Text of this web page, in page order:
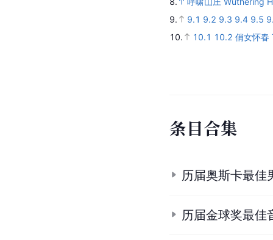
9.
9.1 9.2 9.3 9.4 9.5
10.
10.1 10.2 俏女怀春
条目合集
历届奥斯卡最佳
历届金球奖最佳